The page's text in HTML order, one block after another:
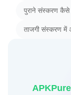
पुराने संस्करण कैसे
ताजगी संस्करण
APKPure